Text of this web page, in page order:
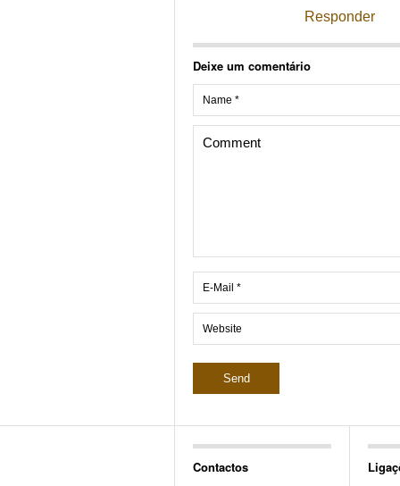
Responder
Deixe um comentário
Contactos